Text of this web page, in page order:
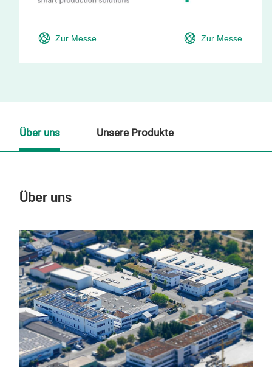
Zur Messe Zur Messe
Über uns
Über uns Unsere Produkte